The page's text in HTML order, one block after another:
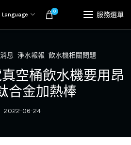
Language 0 服務選單
息 淨水報報 飲水機相關問題
空桶飲水機要用昂
合金加熱棒
2022-06-24